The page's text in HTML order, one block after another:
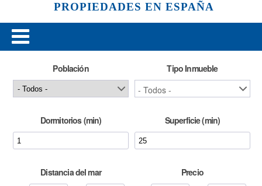
PROPIEDADES EN ESPAÑA
Población Tipo Inmueble
Dormitorios (min) Superficie (min)
Distancia del mar Precio